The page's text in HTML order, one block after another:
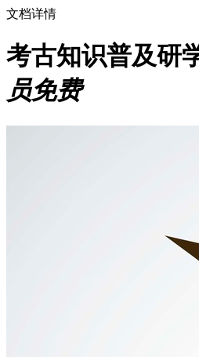
文档详情
考古知识普及研
员免费